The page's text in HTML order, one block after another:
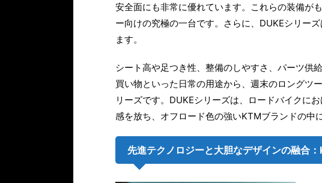
安全面にも非常に優れています。これらの装備が
ー向けの究極の一台です。さらに、DUKEシリー
ます。
シート高や足つき性、整備のしやすさ、パーツ供
買い物といった日常の用途から、週末のロングツ
リーズです。DUKEシリーズは、ロードバイクに
感を放ち、オフロード色の強いKTMブランドの中
先進テクノロジーと大胆なデザインの融合